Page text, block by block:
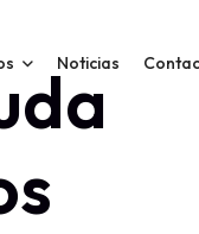
Noticias